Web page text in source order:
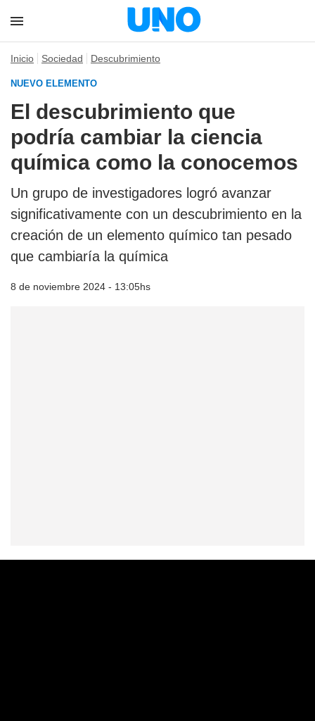
Inicio Sociedad Descubrimiento
NUEVO ELEMENTO
El descubrimiento que
podría cambiar la ciencia
química como la conocemos
Un grupo de investigadores logró avanzar
significativamente con un descubrimiento en la
creación de un elemento químico tan pesado
que cambiaría la química
8 de noviembre 2024 - 13:05hs